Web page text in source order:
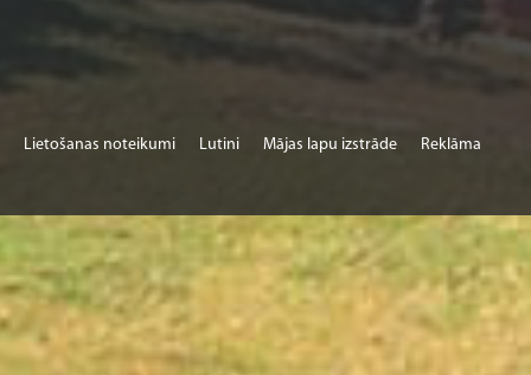
Lietošanas noteikumi Lutini Mājas lapu izstrāde Reklāma